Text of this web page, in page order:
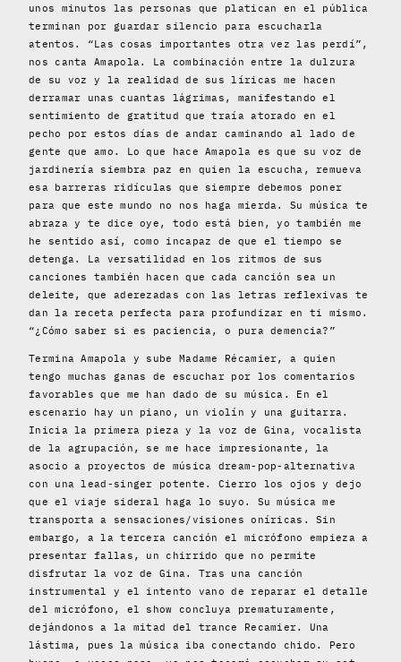
unos minutos las personas que platican en el pública
terminan por guardar silencio para escucharla
atentos. “Las cosas importantes otra vez las perdí”,
nos canta Amapola. La combinación entre la dulzura
de su voz y la realidad de sus líricas me hacen
derramar unas cuantas lágrimas, manifestando el
sentimiento de gratitud que traía atorado en el
pecho por estos días de andar caminando al lado de
gente que amo. Lo que hace Amapola es que su voz de
jardinería siembra paz en quien la escucha, remueva
esa barreras ridículas que siempre debemos poner
para que este mundo no nos haga mierda. Su música te
abraza y te dice oye, todo está bien, yo también me
he sentido así, como incapaz de que el tiempo se
detenga. La versatilidad en los ritmos de sus
canciones también hacen que cada canción sea un
deleite, que aderezadas con las letras reflexivas te
dan la receta perfecta para profundizar en ti mismo.
“¿Cómo saber si es paciencia, o pura demencia?”
Termina Amapola y sube Madame Récamier, a quien
tengo muchas ganas de escuchar por los comentarios
favorables que me han dado de su música. En el
escenario hay un piano, un violín y una guitarra.
Inicia la primera pieza y la voz de Gina, vocalista
de la agrupación, se me hace impresionante, la
asocio a proyectos de música dream-pop-alternativa
con una lead-singer potente. Cierro los ojos y dejo
que el viaje sideral haga lo suyo. Su música me
transporta a sensaciones/visiones oníricas. Sin
embargo, a la tercera canción el micrófono empieza a
presentar fallas, un chirrido que no permite
disfrutar la voz de Gina. Tras una canción
instrumental y el intento vano de reparar el detalle
del micrófono, el show concluya prematuramente,
dejándonos a la mitad del trance Recamier. Una
lástima, pues la música iba conectando chido. Pero